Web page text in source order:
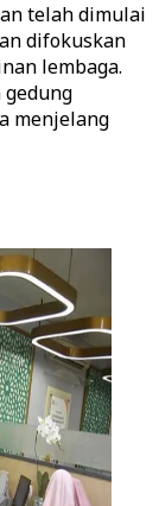
telah dimulai
difokuskan
lembaga.
menjelang